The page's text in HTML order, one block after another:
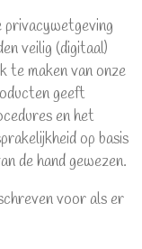
veilig (digitaal)
te maken van onze
geeft
en het
op basis
de hand gewezen.
voor als er